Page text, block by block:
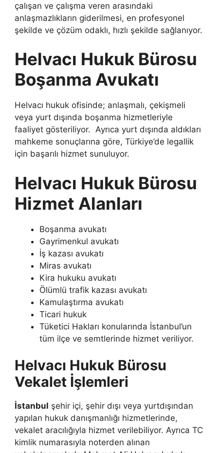
çalışan ve çalışma veren arasındaki
anlaşmazlıkların giderilmesi, en profesyonel
şekilde ve çözüm odaklı, hızlı şekilde sağlanıyor.
Helvacı Hukuk Bürosu
Boşanma Avukatı
Helvacı hukuk ofisinde; anlaşmalı, çekişmeli
veya yurt dışında boşanma hizmetleriyle
faaliyet gösteriliyor. Ayrıca yurt dışında aldıkları
mahkeme sonuçlarına göre, Türkiye’de legallik
için başarılı hizmet sunuluyor.
Helvacı Hukuk Bürosu
Hizmet Alanları
Boşanma avukatı
Gayrimenkul avukatı
İş kazası avukatı
Miras avukatı
Kira hukuku avukatı
Ölümlü trafik kazası avukatı
Kamulaştırma avukatı
Ticari hukuk
Tüketici Hakları konularında İstanbul’un
tüm ilçe ve semtlerinde hizmet veriliyor.
Helvacı Hukuk Bürosu
Vekalet İşlemleri
İstanbul şehir içi, şehir dışı veya yurtdışından
yapılan hukuk danışmanlığı hizmetlerinde,
vekalet aracılığıyla hizmet verilebiliyor. Ayrıca TC
kimlik numarasıyla noterden alınan